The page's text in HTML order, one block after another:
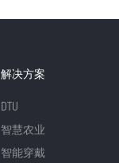
解决方案
DTU
智慧农业
智能穿戴